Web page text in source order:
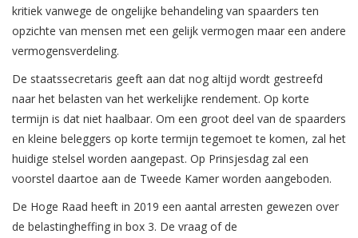
kritiek vanwege de ongelijke behandeling van spaarders ten
opzichte van mensen met een gelijk vermogen maar een andere
vermogensverdeling.
De staatssecretaris geeft aan dat nog altijd wordt gestreefd
naar het belasten van het werkelijke rendement. Op korte
termijn is dat niet haalbaar. Om een groot deel van de spaarders
en kleine beleggers op korte termijn tegemoet te komen, zal het
huidige stelsel worden aangepast. Op Prinsjesdag zal een
voorstel daartoe aan de Tweede Kamer worden aangeboden.
De Hoge Raad heeft in 2019 een aantal arresten gewezen over
de belastingheffing in box 3. De vraag of de